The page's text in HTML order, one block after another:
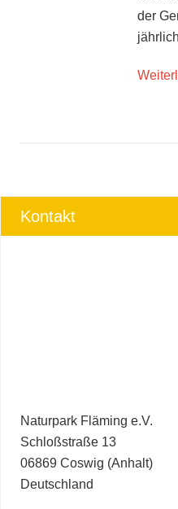
der
Kontakt
Naturpark Fläming e.V.
Schloßstraße 13
06869 Coswig (Anhalt)
Deutschland